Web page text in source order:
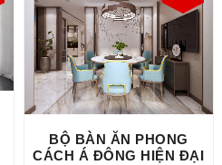
BỘ BÀN ĂN PHONG
CÁCH Á ĐÔNG HIỆN ĐẠI